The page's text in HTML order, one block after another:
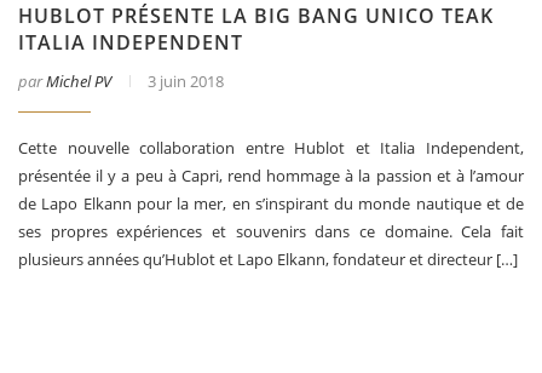
HUBLOT PRÉSENTE LA BIG BANG UNICO TEAK
ITALIA INDEPENDENT
parMichel PV 3 juin 2018
Cette nouvelle collaboration entre Hublot et Italia Independent,
présentée il y a peu à Capri, rend hommage à la passion et à l’amour
de Lapo Elkann pour la mer, en s’inspirant du monde nautique et de
ses propres expériences et souvenirs dans ce domaine. Cela fait
plusieurs années qu’Hublot et Lapo Elkann, fondateur et directeur […]